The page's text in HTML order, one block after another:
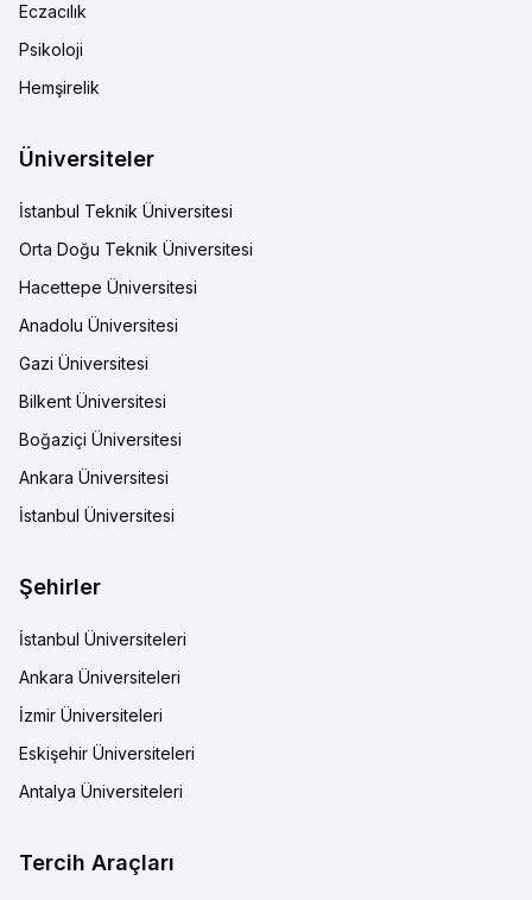
Eczacılık
Psikoloji
Hemşirelik
Üniversiteler
İstanbul Teknik Üniversitesi
Orta Doğu Teknik Üniversitesi
Hacettepe Üniversitesi
Anadolu Üniversitesi
Gazi Üniversitesi
Bilkent Üniversitesi
Boğaziçi Üniversitesi
Ankara Üniversitesi
İstanbul Üniversitesi
Şehirler
İstanbul Üniversiteleri
Ankara Üniversiteleri
İzmir Üniversiteleri
Eskişehir Üniversiteleri
Antalya Üniversiteleri
Tercih Araçları